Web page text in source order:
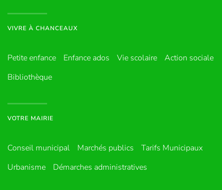
VIVRE À CHANCEAUX
Petite enfance Enfance ados Vie scolaire
Action sociale
Bibliothèque
VOTRE MAIRIE
Conseil municipal Marchés publics
Tarifs Municipaux
Urbanisme
Démarches administratives